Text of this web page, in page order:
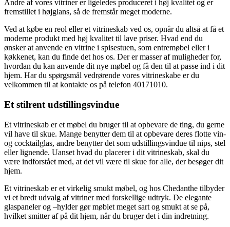
Andre af vores vitriner er ligeledes produceret i høj kvalitet og er
fremstillet i højglans, så de fremstår meget moderne.
Ved at købe en reol eller et vitrineskab ved os, opnår du altså at få et
moderne produkt med høj kvalitet til lave priser. Hvad end du
ønsker at anvende en vitrine i spisestuen, som entremøbel eller i
køkkenet, kan du finde det hos os. Der er masser af muligheder for,
hvordan du kan anvende dit nye møbel og få den til at passe ind i dit
hjem. Har du spørgsmål vedrørende vores vitrineskabe er du
velkommen til at kontakte os på telefon 40171010.
Et stilrent udstillingsvindue
Et vitrineskab er et møbel du bruger til at opbevare de ting, du gerne
vil have til skue. Mange benytter dem til at opbevare deres flotte vin-
og cocktailglas, andre benytter det som udstillingsvindue til nips, stel
eller lignende. Uanset hvad du placerer i dit vitrineskab, skal du
være indforstået med, at det vil være til skue for alle, der besøger dit
hjem.
Et vitrineskab er et virkelig smukt møbel, og hos Chedanthe tilbyder
vi et bredt udvalg af vitriner med forskellige udtryk. De elegante
glaspaneler og –hylder gør møblet meget sart og smukt at se på,
hvilket smitter af på dit hjem, når du bruger det i din indretning.